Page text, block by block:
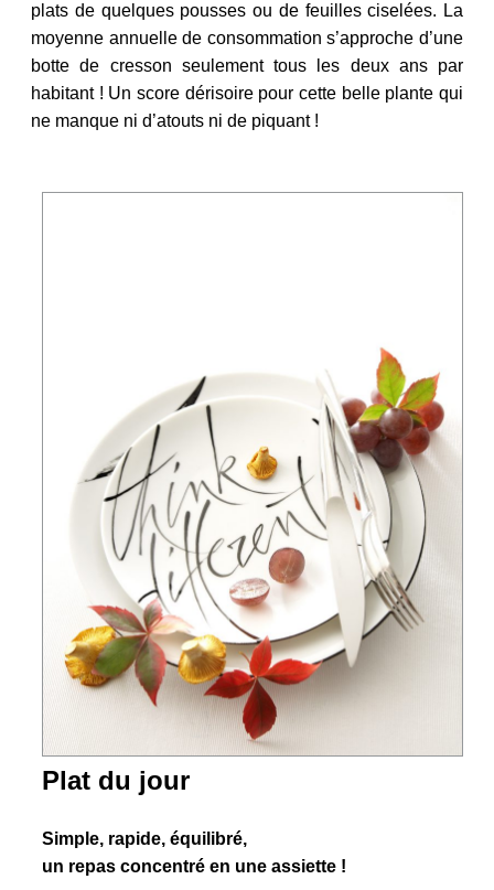
plats de quelques pousses ou de feuilles ciselées. La
moyenne annuelle de consommation s’approche d’une
botte de cresson seulement tous les deux ans par
habitant ! Un score dérisoire pour cette belle plante qui
ne manque ni d’atouts ni de piquant !
Plat du jour
Simple, rapide, équilibré,
un repas concentré en une assiette !